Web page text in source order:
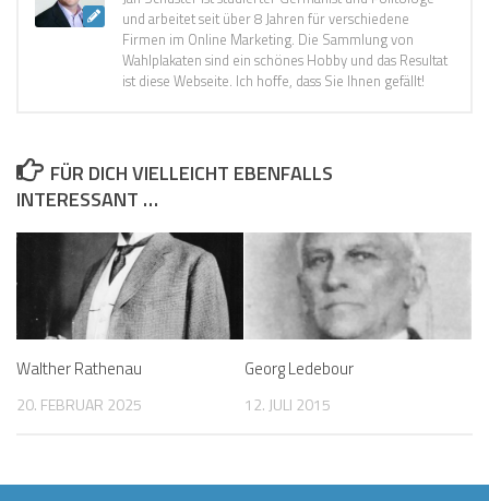
und arbeitet seit über 8 Jahren für verschiedene
Firmen im Online Marketing. Die Sammlung von
Wahlplakaten sind ein schönes Hobby und das Resultat
ist diese Webseite. Ich hoffe, dass Sie Ihnen gefällt!
FÜR DICH VIELLEICHT EBENFALLS
INTERESSANT …
Walther Rathenau
20. FEBRUAR 2025
Georg Ledebour
12. JULI 2015